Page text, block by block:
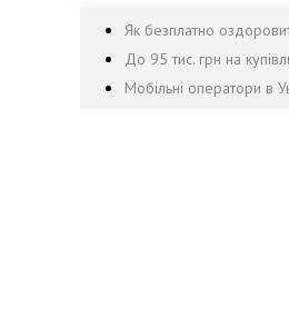
Як безплатно
До 95 тис. грн на
Мобільні оператори в